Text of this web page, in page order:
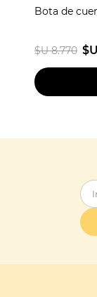
Bota de
$U 8.770